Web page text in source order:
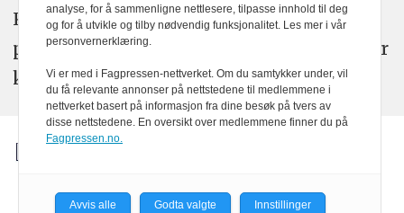
KOM24 arbeider etter Vær Varsom-
plakatens regler for god presseskikk. Her
kan du lese mer omPFUsarbeid.
analyse, for å sammenligne nettlesere, tilpasse innhold til deg
og for å utvikle og tilby nødvendig funksjonalitet. Les mer i vår
personvernerklæring.
Vi er med i Fagpressen-nettverket. Om du samtykker under, vil
du få relevante annonser på nettstedene til medlemmene i
nettverket basert på informasjon fra dine besøk på tvers av
disse nettstedene. En oversikt over medlemmene finner du på
Fagpressen.no.
Avvis alle Godta valgte Innstillinger